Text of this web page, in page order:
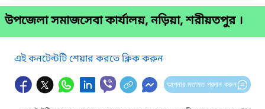
উপজেলা সমাজসেবা কার্যালয়, নড়িয়া, শরীয়তপুর ।
এই কনটেন্টটি শেয়ার করতে ক্লিক করুন
আপনার মতামত প্রদান করুন